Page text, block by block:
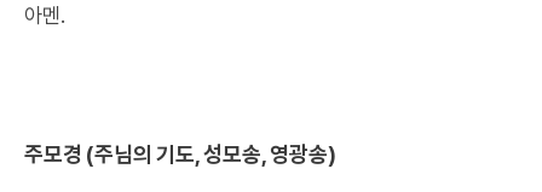
아멘.
주모경 (주님의 기도, 성모송, 영광송)